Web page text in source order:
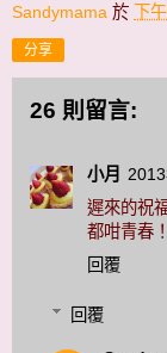
Sandymama 於 下
分享
26 則留言:
小月
遲來的祝
都咁青春！
回覆
回覆